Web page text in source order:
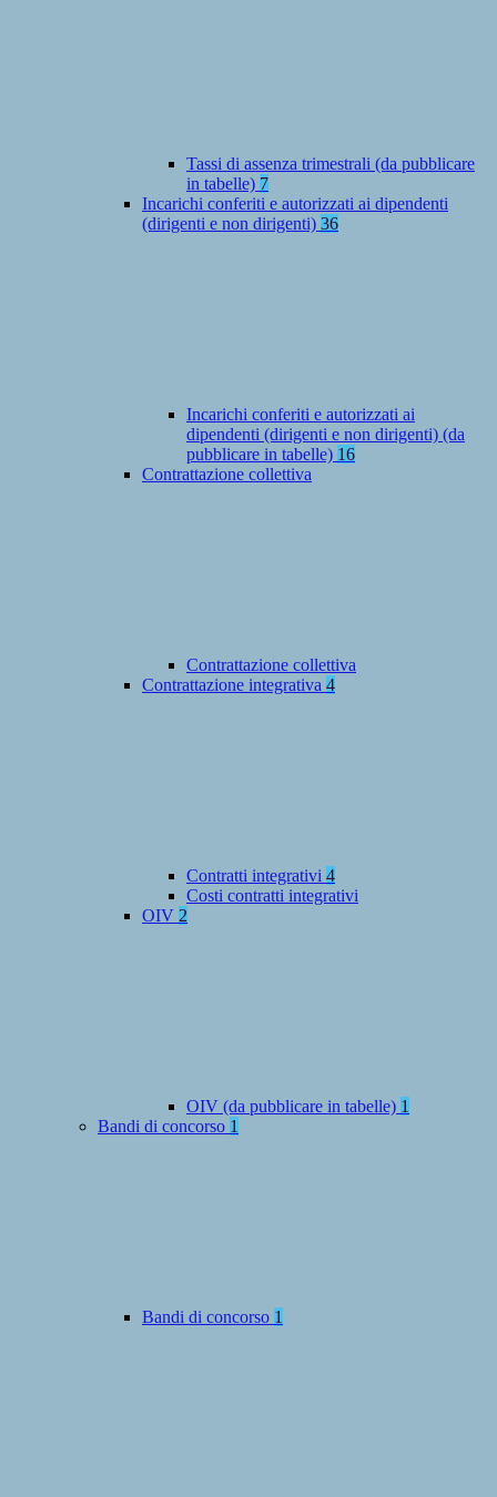
Tassi di assenza trimestrali (da pubblicare
in tabelle) 7
Incarichi conferiti e autorizzati ai dipendenti
(dirigenti e non dirigenti) 36
Incarichi conferiti e autorizzati ai
dipendenti (dirigenti e non dirigenti) (da
pubblicare in tabelle) 16
Contrattazione collettiva
Contrattazione collettiva
Contrattazione integrativa 4
Contratti integrativi 4
Costi contratti integrativi
OIV 2
OIV (da pubblicare in tabelle) 1
Bandi di concorso 1
Bandi di concorso 1